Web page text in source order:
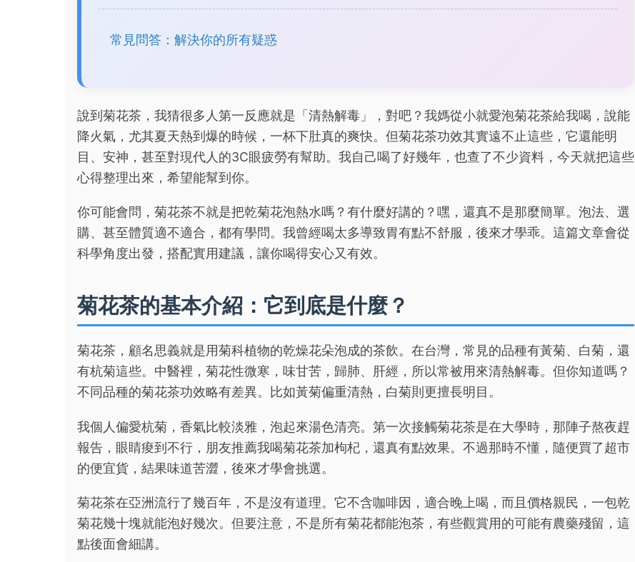
常見問答：解決你的所有疑惑
說到菊花茶，我猜很多人第一反應就是「清熱解毒」，對吧？我媽從小就愛泡菊花茶給我喝，說能
降火氣，尤其夏天熱到爆的時候，一杯下肚真的爽快。但菊花茶功效其實遠不止這些，它還能明
目、安神，甚至對現代人的3C眼疲勞有幫助。我自己喝了好幾年，也查了不少資料，今天就把這些
心得整理出來，希望能幫到你。
你可能會問，菊花茶不就是把乾菊花泡熱水嗎？有什麼好講的？嘿，還真不是那麼簡單。泡法、選
購、甚至體質適不適合，都有學問。我曾經喝太多導致胃有點不舒服，後來才學乖。這篇文章會從
科學角度出發，搭配實用建議，讓你喝得安心又有效。
菊花茶的基本介紹：它到底是什麼？
菊花茶，顧名思義就是用菊科植物的乾燥花朵泡成的茶飲。在台灣，常見的品種有黃菊、白菊，還
有杭菊這些。中醫裡，菊花性微寒，味甘苦，歸肺、肝經，所以常被用來清熱解毒。但你知道嗎？
不同品種的菊花茶功效略有差異。比如黃菊偏重清熱，白菊則更擅長明目。
我個人偏愛杭菊，香氣比較淡雅，泡起來湯色清亮。第一次接觸菊花茶是在大學時，那陣子熬夜趕
報告，眼睛痠到不行，朋友推薦我喝菊花茶加枸杞，還真有點效果。不過那時不懂，隨便買了超市
的便宜貨，結果味道苦澀，後來才學會挑選。
菊花茶在亞洲流行了幾百年，不是沒有道理。它不含咖啡因，適合晚上喝，而且價格親民，一包乾
菊花幾十塊就能泡好幾次。但要注意，不是所有菊花都能泡茶，有些觀賞用的可能有農藥殘留，這
點後面會細講。